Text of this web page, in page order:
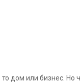
дом или бизнес.